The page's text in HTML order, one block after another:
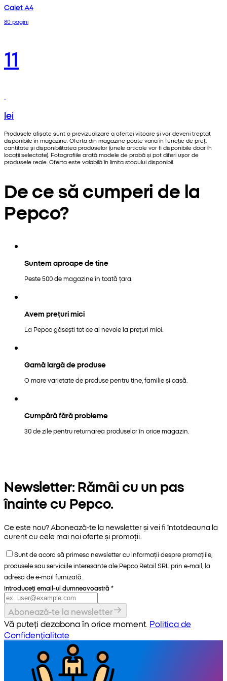
Caiet A4
80 pagini
11
lei
Produsele afișate sunt o previzualizare a ofertei viitoare și vor deveni treptat
disponibile în magazine. Oferta din magazine poate varia în funcție de preț,
cantitate și disponibilitatea produselor (unele articole vor fi disponibile doar în
locații selectate). Fotografiile arată modele de probă și pot diferi ușor de
produsele reale. Oferta este valabilă în limita stocului disponibil.
De ce să cumperi de la
Pepco?
Suntem aproape de tine
Peste 500 de magazine în toată țara.
Avem prețuri mici
La Pepco găsești tot ce ai nevoie la prețuri mici.
Gamă largă de produse
O mare varietate de produse pentru tine, familie și casă.
Cumpără fără probleme
30 de zile pentru returnarea produselor în orice magazin.
Newsletter: Rămâi cu un pas
înainte cu Pepco.
Ce este nou? Abonează-te la newsletter și vei fi întotdeauna la
curent cu cele mai noi oferte și promoții.
Sunt de acord să primesc newsletter cu informații despre promoțiile,
produsele sau serviciile interesante ale Pepco Retail SRL prin e-mail, la
adresa de e-mail furnizată.
Introduceți email-ul dumneavoastră *
Abonează-te la newsletter
Vă puteți dezabona în orice moment. Politica de
Confidențialitate